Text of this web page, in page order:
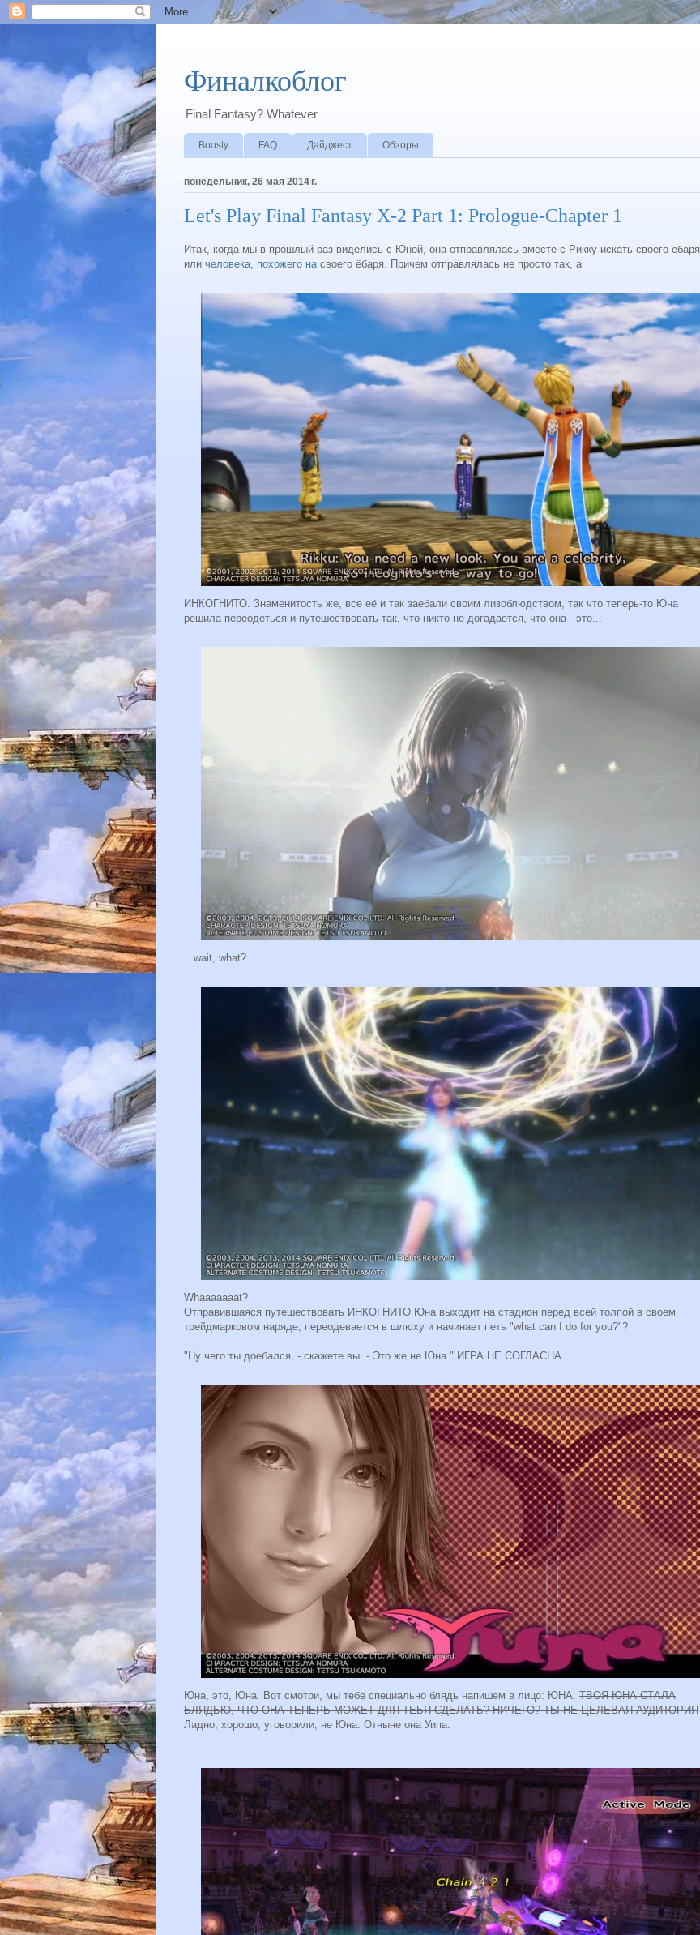
Финалкоблог
Final Fantasy? Whatever
Boosty FAQ Дайджест Обзоры
понедельник, 26 мая 2014 г.
Let's Play Final Fantasy X-2 Part 1: Prologue-Chapter 1
Итак, когда мы в прошлый раз виделись с Юной, она отправлялась вместе с Рикку искать своего ёбаря
или человека, похожего насвоего ёбаря. Причем отправлялась не просто так, а
ИНКОГНИТО. Знаменитость же, все её и так заебали своим лизоблюдством, так что теперь-то Юна
решила переодеться и путешествовать так, что никто не догадается, что она - это...
...wait, what?
Whaaaaaaat?
Отправившаяся путешествовать ИНКОГНИТО Юна выходит на стадион перед всей толпой в своем
трейдмарковом наряде, переодевается в шлюху и начинает петь "what can I do for you?"?
"Ну чего ты доебался, - скажете вы. - Это же не Юна." ИГРА НЕ СОГЛАСНА
Юна, это, Юна. Вот смотри, мы тебе специально блядь напишем в лицо: ЮНА. ТВОЯ ЮНА СТАЛА
БЛЯДЬЮ, ЧТО ОНА ТЕПЕРЬ МОЖЕТ ДЛЯ ТЕБЯ СДЕЛАТЬ? НИЧЕГО? ТЫ НЕ ЦЕЛЕВАЯ АУДИТОРИЯ
Ладно, хорошо, уговорили, не Юна. Отныне она Уипа.